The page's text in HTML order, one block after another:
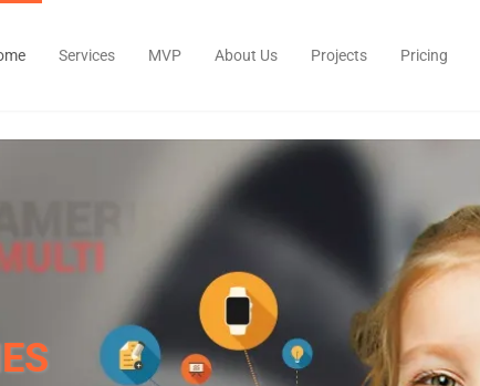
Services MVP About Us Projects Pricing